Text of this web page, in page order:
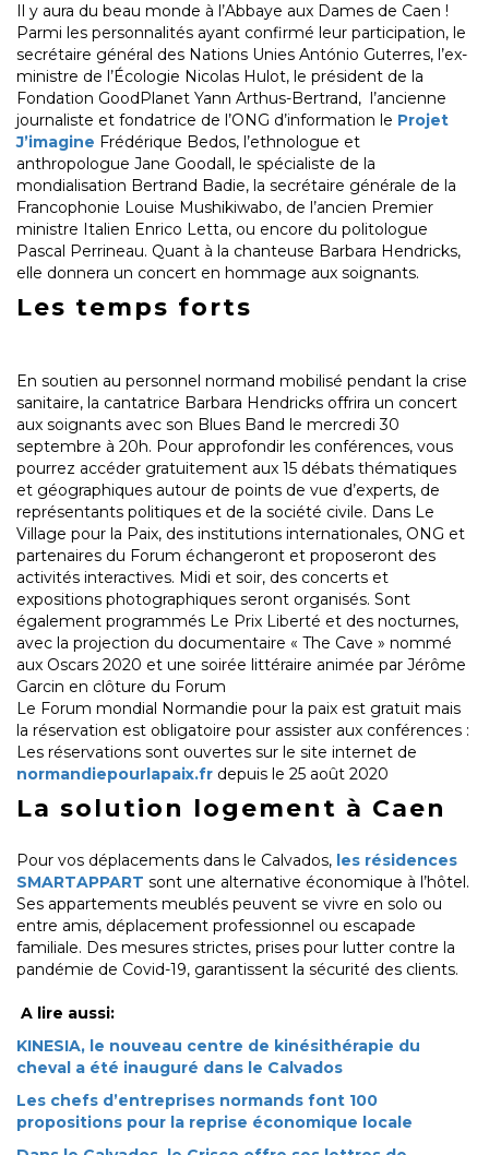
Il y aura du beau monde à l’Abbaye aux Dames de Caen !
Parmi les personnalités ayant confirmé leur participation, le
secrétaire général des Nations Unies António Guterres, l’ex-
ministre de l’Écologie Nicolas Hulot, le président de la
Fondation GoodPlanet Yann Arthus-Bertrand, l’ancienne
journaliste et fondatrice de l’ONG d’information le Projet
J’imagine Frédérique Bedos, l’ethnologue et
anthropologue Jane Goodall, le spécialiste de la
mondialisation Bertrand Badie, la secrétaire générale de la
Francophonie Louise Mushikiwabo, de l’ancien Premier
ministre Italien Enrico Letta, ou encore du politologue
Pascal Perrineau. Quant à la chanteuse Barbara Hendricks,
elle donnera un concert en hommage aux soignants.
Les temps forts
En soutien au personnel normand mobilisé pendant la crise
sanitaire, la cantatrice Barbara Hendricks offrira un concert
aux soignants avec son Blues Band le mercredi 30
septembre à 20h. Pour approfondir les conférences, vous
pourrez accéder gratuitement aux 15 débats thématiques
et géographiques autour de points de vue d’experts, de
représentants politiques et de la société civile. Dans Le
Village pour la Paix, des institutions internationales, ONG et
partenaires du Forum échangeront et proposeront des
activités interactives. Midi et soir, des concerts et
expositions photographiques seront organisés. Sont
également programmés Le Prix Liberté et des nocturnes,
avec la projection du documentaire « The Cave » nommé
aux Oscars 2020 et une soirée littéraire animée par Jérôme
Garcin en clôture du Forum
Le Forum mondial Normandie pour la paix est gratuit mais
la réservation est obligatoire pour assister aux conférences :
Les réservations sont ouvertes sur le site internet de
normandiepourlapaix.fr depuis le 25 août 2020
La solution logement à Caen
Pour vos déplacements dans le Calvados, les résidences
SMARTAPPART sont une alternative économique à l’hôtel.
Ses appartements meublés peuvent se vivre en solo ou
entre amis, déplacement professionnel ou escapade
familiale. Des mesures strictes, prises pour lutter contre la
pandémie de Covid-19, garantissent la sécurité des clients.
A lire aussi:
KINESIA, le nouveau centre de kinésithérapie du
cheval a été inauguré dans le Calvados
Les chefs d’entreprises normands font 100
propositions pour la reprise économique locale